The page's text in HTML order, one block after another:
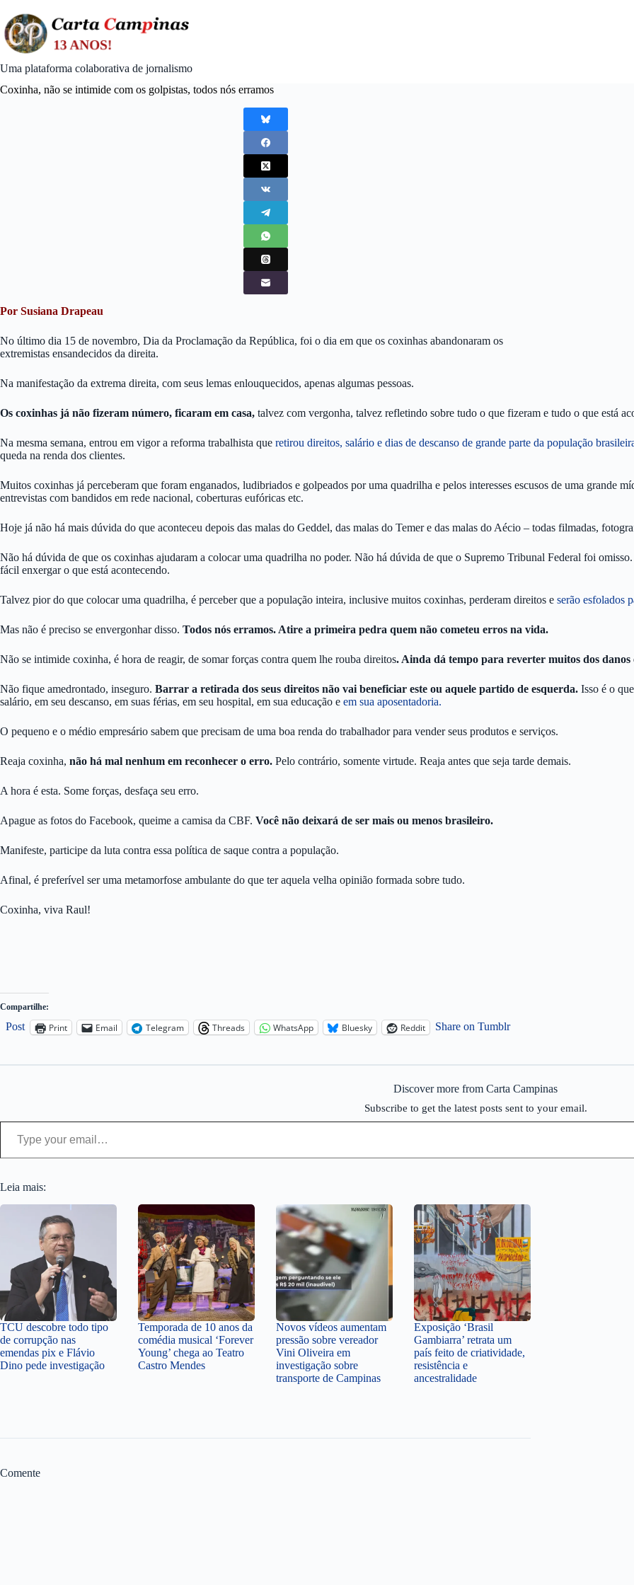
content
Uma plataforma colaborativa de jornalismo
Coxinha, não se intimide com os golpistas, todos nós erramos
Por Susiana Drapeau
No último dia 15 de novembro, Dia da Proclamação da República, foi o dia em que os coxinhas abandonaram os
extremistas ensandecidos da direita.
Na manifestação da extrema direita, com seus lemas enlouquecidos, apenas algumas pessoas.
Os coxinhas já não fizeram número, ficaram em casa, talvez com vergonha, talvez refletindo sobre tudo o que fizeram e tudo o que está
Na mesma semana, entrou em vigor a reforma trabalhista que retirou direitos, salário e dias de descanso de grande parte da população
queda na renda dos clientes.
Muitos coxinhas já perceberam que foram enganados, ludibriados e golpeados por uma quadrilha e pelos interesses escusos de uma grande
entrevistas com bandidos em rede nacional, coberturas eufóricas etc.
Hoje já não há mais dúvida do que aconteceu depois das malas do Geddel, das malas do Temer e das malas do Aécio – todas filmadas,
Não há dúvida de que os coxinhas ajudaram a colocar uma quadrilha no poder. Não há dúvida de que o Supremo Tribunal Federal foi
fácil enxergar o que está acontecendo.
Talvez pior do que colocar uma quadrilha, é perceber que a população inteira, inclusive muitos coxinhas, perderam direitos e serão esfolados
Mas não é preciso se envergonhar disso. Todos nós erramos. Atire a primeira pedra quem não cometeu erros na vida.
Não se intimide coxinha, é hora de reagir, de somar forças contra quem lhe rouba direitos. Ainda dá tempo para reverter muitos dos danos
Não fique amedrontado, inseguro. Barrar a retirada dos seus direitos não vai beneficiar este ou aquele partido de esquerda. Isso é o
salário, em seu descanso, em suas férias, em seu hospital, em sua educação e em sua aposentadoria.
O pequeno e o médio empresário sabem que precisam de uma boa renda do trabalhador para vender seus produtos e serviços.
Reaja coxinha, não há mal nenhum em reconhecer o erro. Pelo contrário, somente virtude. Reaja antes que seja tarde demais.
A hora é esta. Some forças, desfaça seu erro.
Apague as fotos do Facebook, queime a camisa da CBF. Você não deixará de ser mais ou menos brasileiro.
Manifeste, participe da luta contra essa política de saque contra a população.
Afinal, é preferível ser uma metamorfose ambulante do que ter aquela velha opinião formada sobre tudo.
Coxinha, viva Raul!
Compartilhe:
Post Print Email Telegram Threads WhatsApp Bluesky Reddit Share on Tumblr
Discover more from Carta Campinas
Subscribe to get the latest posts sent to your email.
Type your email…
Leia mais:
TCU descobre todo tipo
de corrupção nas
emendas pix e Flávio
Dino pede investigação
Temporada de 10 anos da
comédia musical ‘Forever
Young’ chega ao Teatro
Castro Mendes
Novos vídeos aumentam
pressão sobre vereador
Vini Oliveira em
investigação sobre
transporte de Campinas
Exposição ‘Brasil
Gambiarra’ retrata um
país feito de criatividade,
resistência e
ancestralidade
Comente